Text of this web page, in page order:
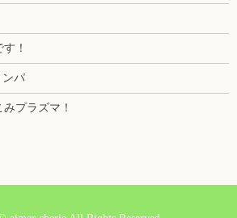
！
ンパ
プラズマ！